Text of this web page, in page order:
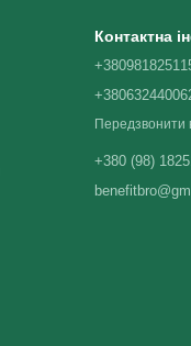
Контактна
Передзвонити
+380 (98)